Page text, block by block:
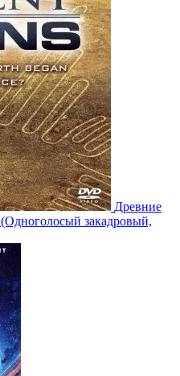
Древние
(Одноголосый закадровый,